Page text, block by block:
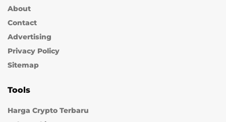
About
Contact
Advertising
Privacy Policy
Sitemap
Tools
Harga Crypto Terbaru